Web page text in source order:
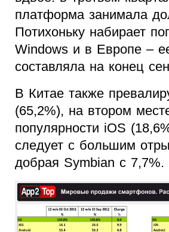
платформа занимала
Потихоньку набирает
Windows и в Европе –
составляла на конец
В Китае также
(65,2%), на втором
популярности iOS
следует с большим
добрая Symbian с 7,7%.